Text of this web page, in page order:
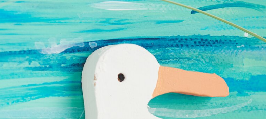
Kreativ mit Farbe Maritimes Wandbild